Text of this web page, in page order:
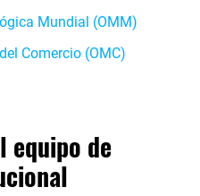
Mundial (OMM)
Comercio (OMC)
equipo de